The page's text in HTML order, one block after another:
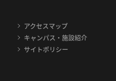
アクセスマップ
キャンパス・施設紹介
サイトポリシー